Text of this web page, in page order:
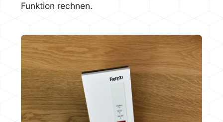
Funktion rechnen.